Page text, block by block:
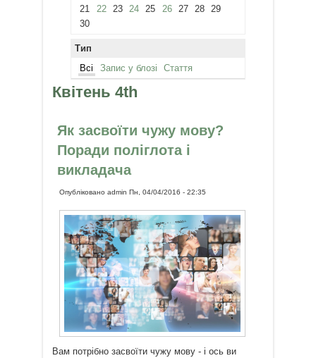
21
22 23 24 25 26 27 28
29
30
Тип
Всі
Запис у блозі Стаття
Квітень 4th
Як засвоїти чужу мову?
Поради поліглота і
викладача
Опублікованоadmin Пн, 04/04/2016 - 22:35
Вам потрібно засвоїти чужу мову - і ось ви